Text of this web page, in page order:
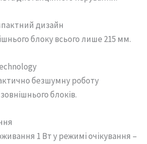
дизайн
блоку всього лише 215 мм.
безшумну роботу
блоків.
1 Вт у режимі очікування –